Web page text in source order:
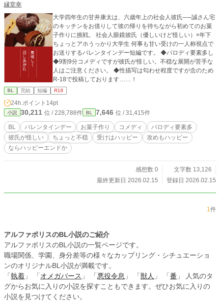
縁堂幸
大学四年生の甘井康太は、六歳年上の社会人彼氏──誠さん宅
のキッチンをお借りして彼の帰りを待ちながら初めてのお菓
子作りに挑戦。 社会人眼鏡彼氏（優しいけど怪しい）×年下
ちょっとアホうっかり大学生 何事も甘い受けの一人称視点で
お送りするバレンタインデー短編です。 ◆パロディ要素多し
◆9割9分コメディですが彼氏が怪しい。不穏な展開が苦手な
人はご注意ください。 ◆性描写は匂わせ程度ですが念のため
R-18で投稿しております……！
BL 完結 短編 R18
24h.ポイント 14pt
小説 30,211 位 / 228,788件 BL 7,646 位 / 31,415件
BL バレンタインデー お菓子作り コメディ
パロディ要素多
彼氏が怪しい
ちょっと不穏 受けはハッピー
攻めもハッピー
ならハッピーエンドか
感想数 0
文字数 13,126
最終更新日 2026.02.15
登録日 2026.02.15
1件
アルファポリスのBL小説のご紹介
アルファポリスのBL小説の一覧ページです。
職場関係、学園、身分差等の様々なカップリング・シチュエーショ
ンのオリジナルBL小説が満載です。
「 執着 」 「 オメガバース 」 「 悪役令息 」 「 獣人 」 「 番 」 人気のタ
グからお気に入りの小説を探すこともできます。ぜひお気に入りの
小説を見つけてください。